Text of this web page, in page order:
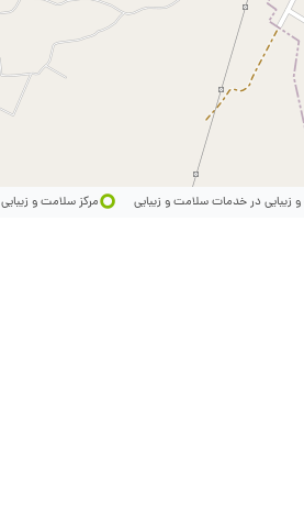
زیبایی در خدمات سلامت و زیبایی مرکز سلامت و زیبایی